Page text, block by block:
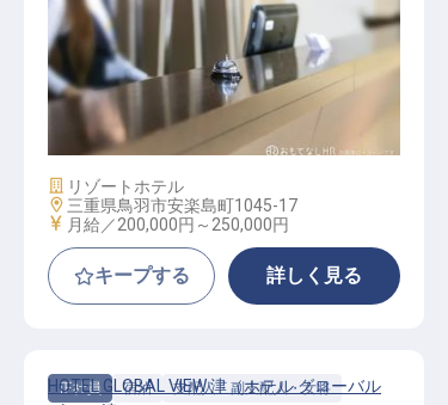
フロント
施設業態
リゾートホテル
勤務地
三重県鳥羽市安楽島町1045-17
給与
月給／200,000円～ 250,000円
キープする 詳しく見る
正社員 宿泊 支配人・副支配人・女将
HOTEL GLOBAL VIEW 津（ホテル グローバル